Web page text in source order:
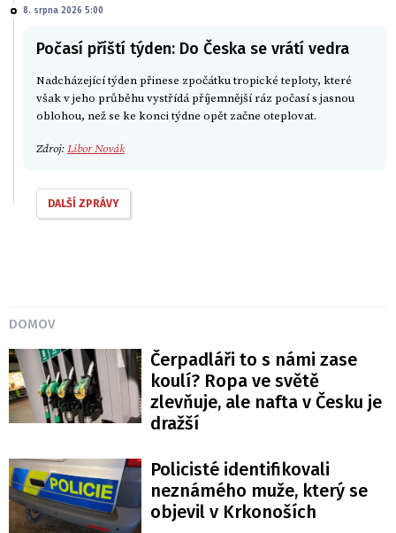
8. srpna 2026 5:00
Počasí příští týden: Do Česka se vrátí vedra
Nadcházející týden přinese zpočátku tropické teploty, které
však v jeho průběhu vystřídá příjemnější ráz počasí s jasnou
oblohou, než se ke konci týdne opět začne oteplovat.
Zdroj:Libor Novák
DALŠÍ ZPRÁVY
DOMOV
Čerpadláři to s námi zase
koulí? Ropa ve světě
zlevňuje, ale nafta v Česku je
dražší
Policisté identifikovali
neznámého muže, který se
objevil v Krkonoších